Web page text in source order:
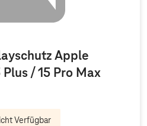
Apple
/ 15 Pro Max
Verfügbar